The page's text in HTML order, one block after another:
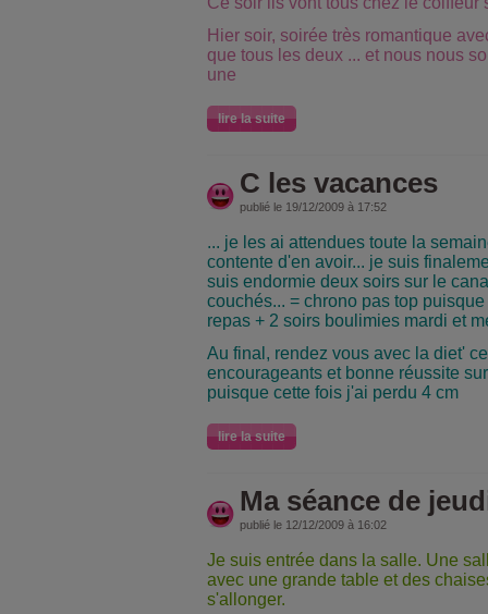
Hier soir, soirée très romantique
que tous les deux ... et nous nous
une
lire la suite
C les vacances
publié le 19/12/2009 à 17:52
... je les ai attendues toute la
contente d'en avoir... je suis
suis endormie deux soirs sur le
couchés... = chrono pas top
repas + 2 soirs boulimies mardi et
Au final, rendez vous avec la diet'
encourageants et bonne réussite
puisque cette fois j'ai perdu 4 cm
lire la suite
Ma séance de
publié le 12/12/2009 à 16:02
Je suis entrée dans la salle. Une
avec une grande table et des
s'allonger.